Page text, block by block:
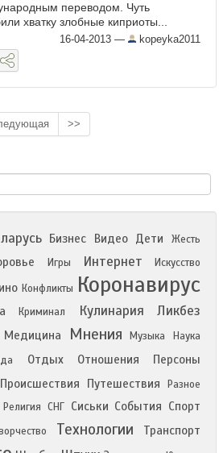
переводом. Чуть
хватку злобные киприоты...
по карте можно до сих пор по 300
человека!!! И еще новость - ...
16-04-2013 — kopeyka2011
>>
Бизнес Видео Дети
Жесть
Игры Интернет Искусство
Конфликты Коронавирус
Криминал Кулинария Ликбез
Медицина Мнения Музыка Наука
Отдых Отношения Персоны
Происшествия Путешествия
Разное
Религия СНГ Сиськи События Спорт
Технологии Транспорт